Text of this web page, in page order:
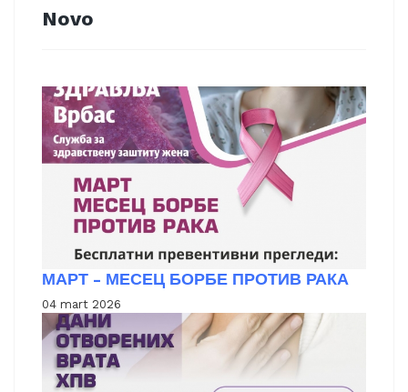
Novo
МАРТ - МЕСЕЦ БОРБЕ ПРОТИВ РАКА
04 mart 2026